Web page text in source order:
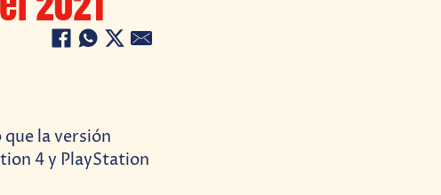
que la versión
4 y PlayStation